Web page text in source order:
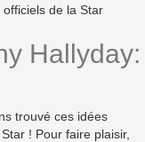
de la Star
Hallyday:
trouvé ces idées
! Pour faire plaisir,